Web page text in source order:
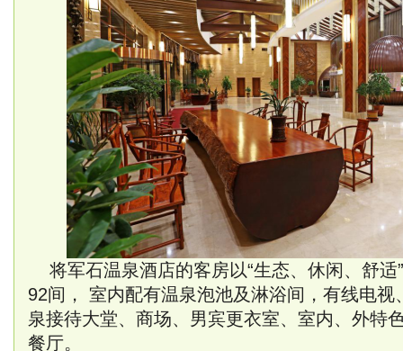
将军石温泉酒店的客房以“生态、休闲、舒适
92间， 室内配有温泉泡池及淋浴间，有线电
泉接待大堂、商场、男宾更衣室、室内、外特
餐厅。